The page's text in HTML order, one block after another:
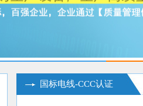
国标电线-CCC认证